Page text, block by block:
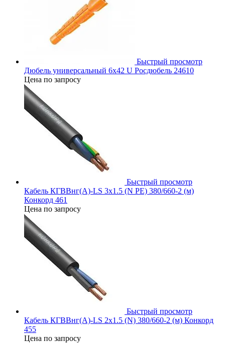
Быстрый просмотр
Дюбель универсальный 6х42 U Росдюбель 24610
Цена по запросу
Быстрый просмотр
Кабель КГВВнг(А)-LS 3х1.5 (N PE) 380/660-2 (м)
Конкорд 461
Цена по запросу
Быстрый просмотр
Кабель КГВВнг(А)-LS 2х1.5 (N) 380/660-2 (м) Конкорд
455
Цена по запросу